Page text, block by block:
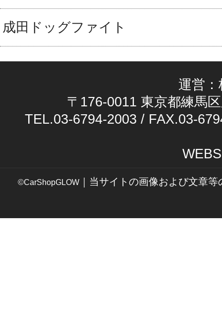
成田ドッグファイト
運営
〒176-0011 東京都練馬
TEL.03-6794-2003 / FAX.03-
©CarShopGLOW ｜当サイトの画像および文章